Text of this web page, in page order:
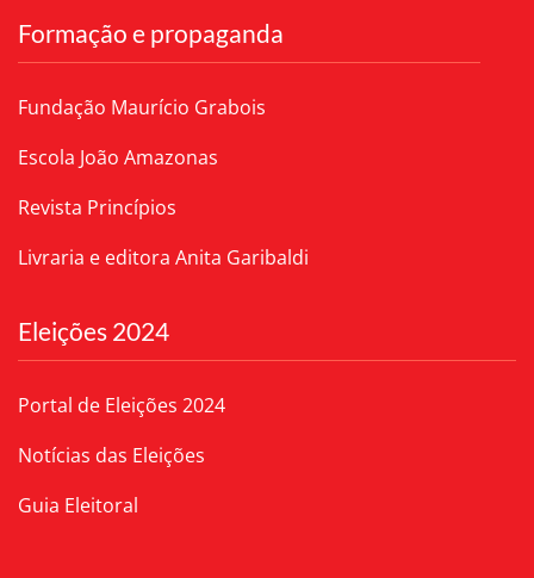
Formação e propaganda
Fundação Maurício Grabois
Escola João Amazonas
Revista Princípios
Livraria e editora Anita Garibaldi
Eleições 2024
Portal de Eleições 2024
Notícias das Eleições
Guia Eleitoral